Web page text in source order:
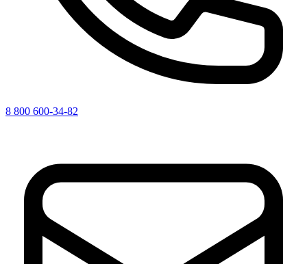
8 800 600-34-82